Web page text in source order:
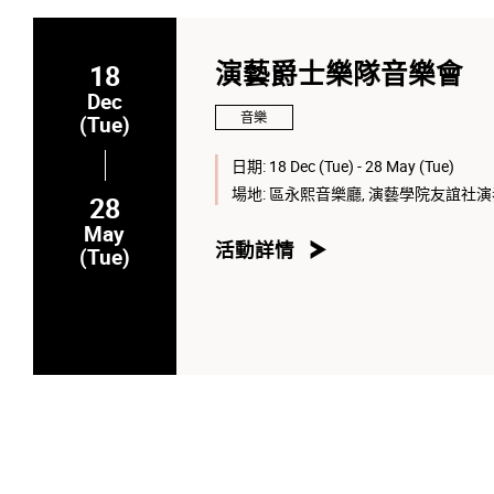
18
Dec
(Tue)
28
May
(Tue)
演藝爵士樂隊音樂會
音樂
日期: 18 Dec (Tue) - 28 May (Tue)
場地:區永熙音樂廳, 演藝學院友誼社
活動詳情